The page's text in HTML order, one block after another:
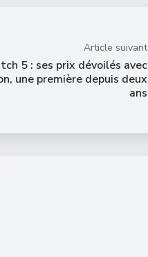
Article suivant
5 : ses prix dévoilés avec
une première depuis deux
ans